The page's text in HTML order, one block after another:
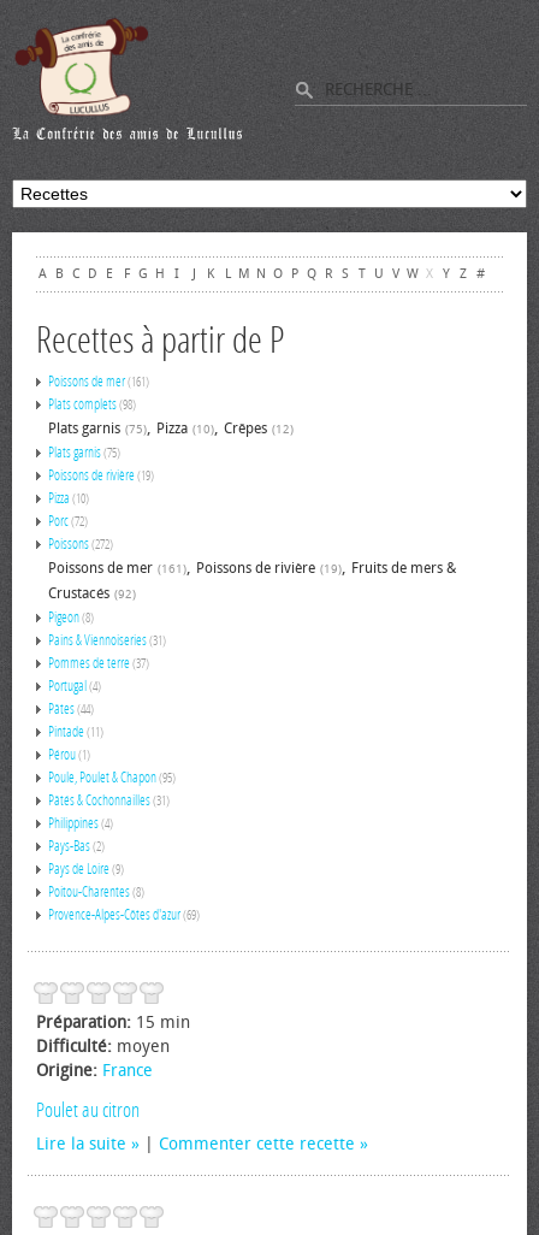
A B C D E F G H I J K L M N O P Q R S T U V W X Y Z #
Recettes à partir de P
Poissons de mer(161)
Plats complets(98)
Plats garnis (75), Pizza (10), Crêpes (12)
Plats garnis(75)
Poissons de rivière(19)
Pizza (10)
Porc(72)
Poissons(272)
Poissons de mer (161), Poissons de rivière (19), Fruits de mers &
Crustacés (92)
Pigeon(8)
Pains & Viennoiseries(31)
Pommes de terre(37)
Portugal (4)
Pâtes(44)
Pintade(11)
Pérou(1)
Poule, Poulet & Chapon(95)
Pâtés & Cochonnailles(31)
Philippines(4)
Pays-Bas(2)
Pays de Loire(9)
Poitou-Charentes(8)
Provence-Alpes-Côtes d'azur(69)
Préparation: 15 min
Difficulté: moyen
Origine: France
Poulet au citron
Lire la suite Commenter cette recette